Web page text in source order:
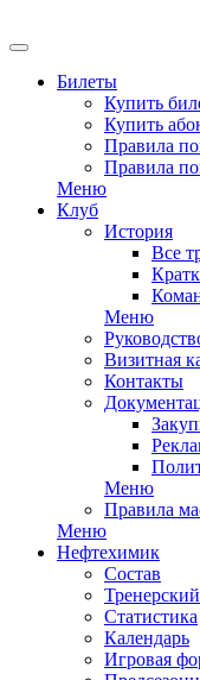
Билеты
Купить
Купить
Правила
Правила
Меню
Клуб
История
Все
Меню
Визитная
Контакты
Меню
Правила
Меню
Нефтехимик
Состав
Статистика
Календарь
Игровая